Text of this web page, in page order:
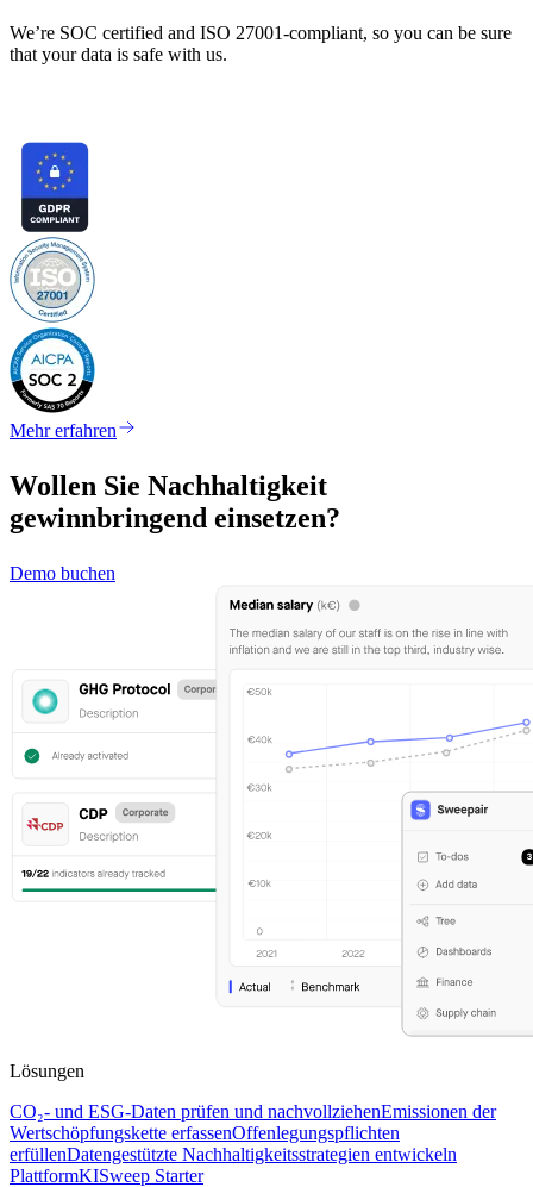
We’re SOC certified and ISO 27001-compliant, so you can be sure
that your data is safe with us.
Mehr erfahren
Wollen Sie Nachhaltigkeit
gewinnbringend einsetzen?
Demo buchen
Lösungen
CO₂- und ESG-Daten prüfen und nachvollziehenEmissionen der
Wertschöpfungskette erfassenOffenlegungspflichten
erfüllenDatengestützte Nachhaltigkeitsstrategien entwickeln
PlattformKISweep Starter